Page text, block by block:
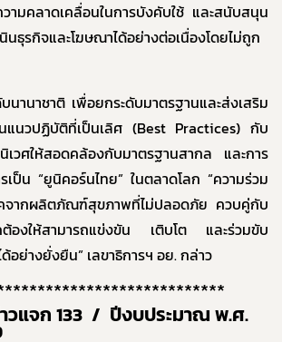
มคลาดเคลื่อนในการบังคับใช้ และสนับสนุน
ธุรกิจและโฆษณาได้อย่างต่อเนื่องโดยไม่ถูก
นานาชาติ เพื่อยกระดับมาตรฐานและส่งเสริม
แนวปฏิบัติที่เป็นเลิศ (Best Practices) กับ
วศให้สอดคล้องกับมาตรฐานสากล และการ
ป็น “ยูนิคอร์นไทย” ในตลาดโลก “ความร่วม
จากผลิตภัณฑ์สุขภาพที่ไม่ปลอดภัย ควบคู่กับ
ต้องให้สามารถแข่งขัน เติบโต และร่วมขับ
อย่างยั่งยืน” เลขาธิการฯ อย. กล่าว
วแจก 133 / ปีงบประมาณ พ.ศ.
Subscribe